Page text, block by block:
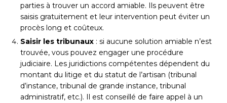
parties à trouver un accord amiable. Ils peuvent être
saisis gratuitement et leur intervention peut éviter un
procès long et coûteux.
Saisir les tribunaux : si aucune solution amiable n’est
trouvée, vous pouvez engager une procédure
judiciaire. Les juridictions compétentes dépendent du
montant du litige et du statut de l’artisan (tribunal
d’instance, tribunal de grande instance, tribunal
administratif, etc.). Il est conseillé de faire appel à un